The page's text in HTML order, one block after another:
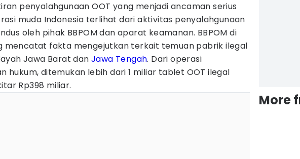
penyalahgunaan OOT yang menjadi ancaman serius
muda Indonesia terlihat dari aktivitas penyalahgunaan
oleh pihak BBPOM dan aparat keamanan. BBPOM di
mencatat fakta mengejutkan terkait temuan pabrik ilegal
Jawa Barat dan Jawa Tengah. Dari operasi
hukum, ditemukan lebih dari 1 miliar tablet OOT ilegal
Rp398 miliar.
More